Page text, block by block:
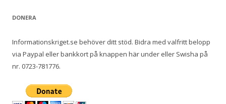
DONERA
Informationskriget.se behöver ditt stöd. Bidra med valfritt belopp
via Paypal eller bankkort på knappen här under eller Swisha på
nr. 0723-781776.